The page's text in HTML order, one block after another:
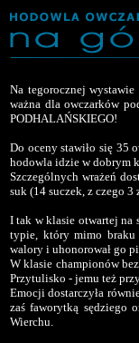
Na tegorocznej
ważna dla owczarków
PODHALAŃSKIEGO!
Do oceny stawiło się 35
hodowla idzie w dobrym
Szczególnych wrażeń
suk (14 suczek, z czego 3
I tak w klasie otwartej na
typie, który mimo braku
walory i uhonorował go
W klasie championów
Przytulisko - jemu też
Emocji dostarczyła
zaś faworytką sędziego
Wierchu.